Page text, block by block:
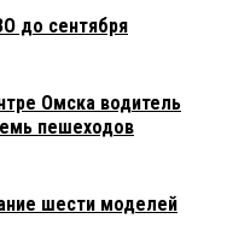
до сентября
Омска водитель
пешеходов
шести моделей